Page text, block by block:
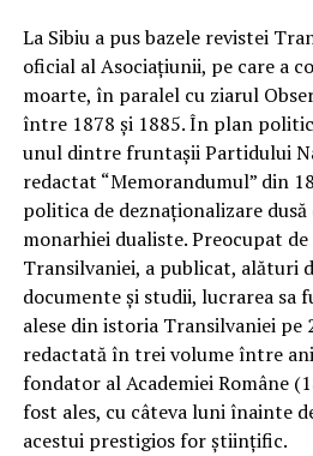
La Sibiu a pus bazele revistei
oficial al Asociaţiunii, pe care a
moarte, în paralel cu ziarul
între 1878 şi 1885. În plan
unul dintre fruntaşii Partidului
redactat “Memorandumul” din
politica de deznaţionalizare dusă
monarhiei dualiste. Preocupat
Transilvaniei, a publicat, alături
documente şi studii, lucrarea sa
alese din istoria Transilvaniei pe
redactată în trei volume între
fondator al Academiei Române
fost ales, cu câteva luni înainte
acestui prestigios for ştiinţific.